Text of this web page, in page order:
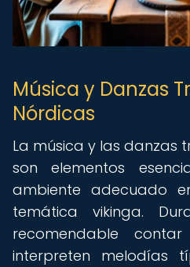
Música y Danzas
Nórdicas
La música y las danzas
son elementos
ambiente adecuado
temática vikinga.
recomendable
interpreten melodías